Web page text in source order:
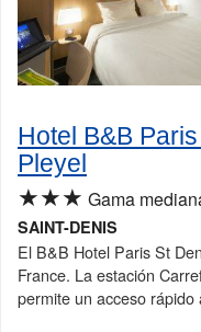
Hotel B&B
Pleyel
★★★ Gama
SAINT-DENIS
El B&B Hotel Paris St
France. La estación
permite un acceso